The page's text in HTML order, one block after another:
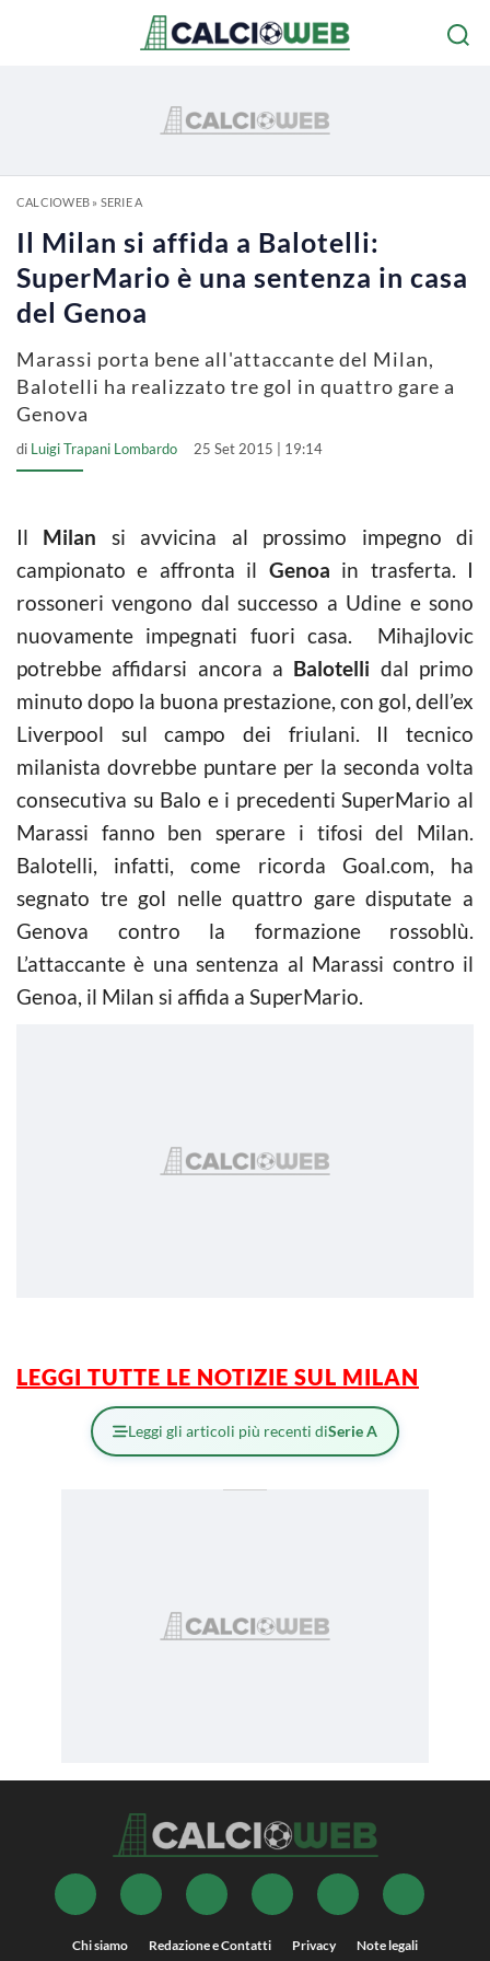
CALCIOWEB» SERIE A
Il Milan si affida a Balotelli:
SuperMario è una sentenza in casa
del Genoa
Marassi porta bene all'attaccante del Milan,
Balotelli ha realizzato tre gol in quattro gare a
Genova
di Luigi Trapani Lombardo 25 Set 2015 | 19:14
Il Milan si avvicina al prossimo impegno di
campionato e affronta il Genoa in trasferta. I
rossoneri vengono dal successo a Udine e sono
nuovamente impegnati fuori casa. Mihajlovic
potrebbe affidarsi ancora a Balotelli dal primo
minuto dopo la buona prestazione, con gol, dell’ex
Liverpool sul campo dei friulani. Il tecnico
milanista dovrebbe puntare per la seconda volta
consecutiva su Balo e i precedenti SuperMario al
Marassi fanno ben sperare i tifosi del Milan.
Balotelli, infatti, come ricorda Goal.com, ha
segnato tre gol nelle quattro gare disputate a
Genova contro la formazione rossoblù.
L’attaccante è una sentenza al Marassi contro il
Genoa, il Milan si affida a SuperMario.
LEGGI TUTTE LE NOTIZIE SUL MILAN
Leggi gli articoli più recenti diSerie A
Chi siamo Redazione e Contatti Privacy Note legali